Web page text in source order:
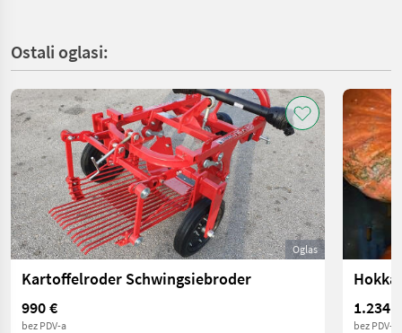
Ostali oglasi:
Oglas
Kartoffelroder Schwingsiebroder
990 €
bez PDV-a
1.234 €
bez PDV-a